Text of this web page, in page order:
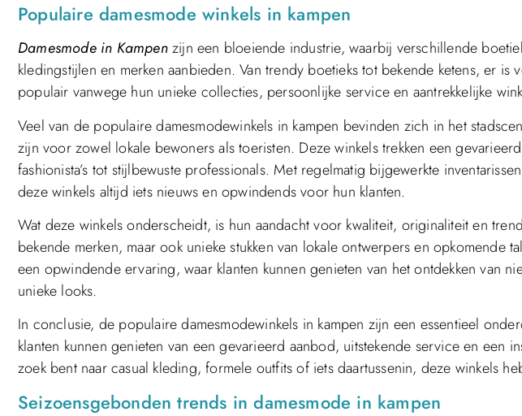
Populaire damesmode winkels in kampen
Damesmode in Kampenzijn een bloeiende industrie, waarbij verschillende
kledingstijlen en merken aanbieden. Van trendy boetieks tot bekende ketens, er is
populair vanwege hun unieke collecties, persoonlijke service en aantrekkelijke
Veel van de populaire damesmodewinkels in kampen bevinden zich in het
zijn voor zowel lokale bewoners als toeristen. Deze winkels trekken een
fashionista’s tot stijlbewuste professionals. Met regelmatig bijgewerkte
deze winkels altijd iets nieuws en opwindends voor hun klanten.
Wat deze winkels onderscheidt, is hun aandacht voor kwaliteit, originaliteit en
bekende merken, maar ook unieke stukken van lokale ontwerpers en opkomende
een opwindende ervaring, waar klanten kunnen genieten van het ontdekken van
unieke looks.
In conclusie, de populaire damesmodewinkels in kampen zijn een essentieel
klanten kunnen genieten van een gevarieerd aanbod, uitstekende service en een
zoek bent naar casual kleding, formele outfits of iets daartussenin, deze winkels
Seizoensgebonden trends in damesmode in kampen